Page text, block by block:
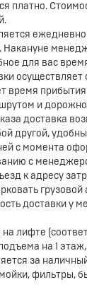
платно.
Накануне
для вас
осуществляет
время прибытия
и
доставка
другой,
с момента
с
к адресу
грузовой
доставки у
лифте
на 1
за
фильтры,